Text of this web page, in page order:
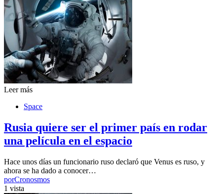
Leer más
Space
Rusia quiere ser el primer país en rodar
una película en el espacio
Hace unos días un funcionario ruso declaró que Venus es ruso, y
ahora se ha dado a conocer…
porCronosmos
1 vista